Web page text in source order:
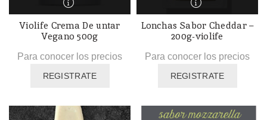
Violife Crema De untar
Vegano 500g
Para conocer los precios
REGISTRATE
Lonchas Sabor Cheddar –
200g-violife
Para conocer los precios
REGISTRATE